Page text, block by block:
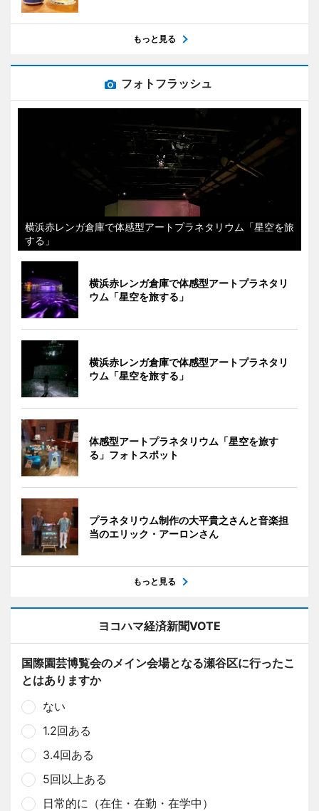
もっと見る
フォトフラッシュ
横浜赤レンガ倉庫で体感型アートプラネタリウム「星空を旅
する」
横浜赤レンガ倉庫で体感型アートプラネタリ
ウム「星空を旅する」
横浜赤レンガ倉庫で体感型アートプラネタリ
ウム「星空を旅する」
体感型アートプラネタリウム「星空を旅す
る」フォトスポット
プラネタリウム制作の大平貴之さんと音楽担
当のエリック・アーロンさん
もっと見る
ヨコハマ経済新聞VOTE
国際園芸博覧会のメイン会場となる瀬谷区に行ったこ
とはありますか
ない
1.2回ある
3.4回ある
5回以上ある
日常的に（在住・在勤・在学中）